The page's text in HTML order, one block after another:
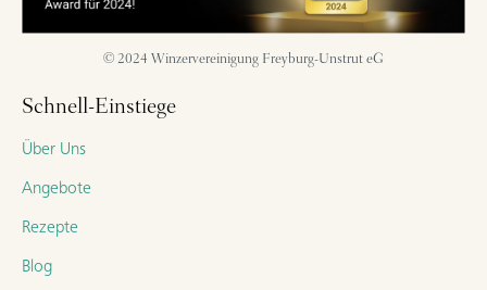
© 2024 Winzervereinigung Freyburg-Unstrut eG
Schnell-Einstiege
Über Uns
Angebote
Rezepte
Blog